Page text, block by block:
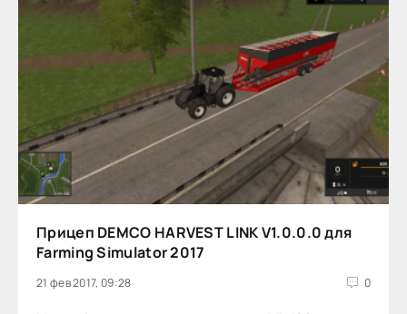
Прицеп DEMCO HARVEST LINK V1.0.0.0 для
Farming Simulator 2017
21 фев 2017, 09:28 0